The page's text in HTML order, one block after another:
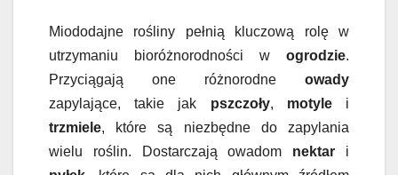
Miododajne rośliny pełnią kluczową rolę w
utrzymaniu bioróżnorodności w ogrodzie.
Przyciągają one różnorodne owady
zapylające, takie jak pszczoły, motylei
trzmiele, które są niezbędne do zapylania
wielu roślin. Dostarczają owadom nektar i